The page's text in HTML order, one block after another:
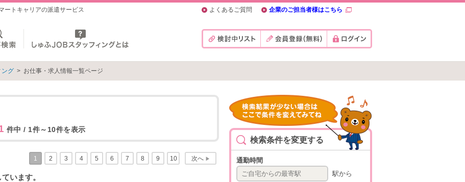
ートキャリアの派遣サービス よくあるご質問 企業のご担当者様はこちら
ング > お仕事・求人情報一覧ページ
件中 / 1件～10件を表示
1 2 3 4 5 6 7 8 9 10 次へ ▶
います。
検索条件を変更する
通勤時間
駅から